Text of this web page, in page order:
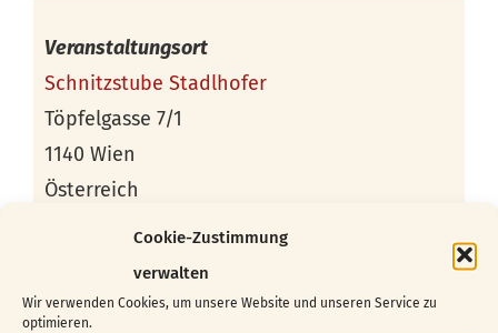
Cookie-Zustimmung
verwalten
Wir verwenden Cookies, um unsere Website und unseren Service zu
optimieren.
Veranstaltungsort
Schnitzstube Stadlhofer
Töpfelgasse 7/1
1140 Wien
Österreich
office@franz-stadlhofer.at
+43 (0) 664 / 530 30 33